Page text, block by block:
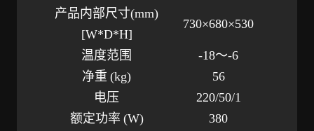
产品内部尺寸(mm)
[W*D*H]
730×680×530
温度范围
-18～-6
净重 (kg)
56
电压
220/50/1
额定功率 (W)
380